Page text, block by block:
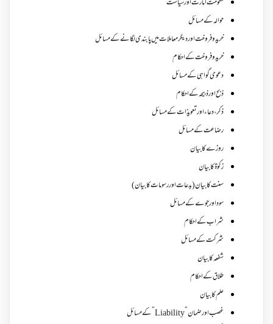
حکومت امارت اور سیاست
حوالہ کے مسائل
خرید و فروخت اور دیگر معاملات میں پابندی لگانے کے مسائل
خرید و فروخت کے احکام
دعوی گواہی کے مسائل
ذبح اور ذبیحہ کے احکام
ذکر،دعاء اور تعویذات کے مسائل
رضاعت کے مسائل
روزے کا بیان
زکوة کابیان
سنت کا بیان (بدعات اور رسومات کا بیان)
سود اور جوے کے مسائل
شراب کے احکام
شرکت کے مسائل
شفعہ کا بیان
طلاق کے احکام
علم کا بیان
غصب اورضمان”Liability” کے مسائل